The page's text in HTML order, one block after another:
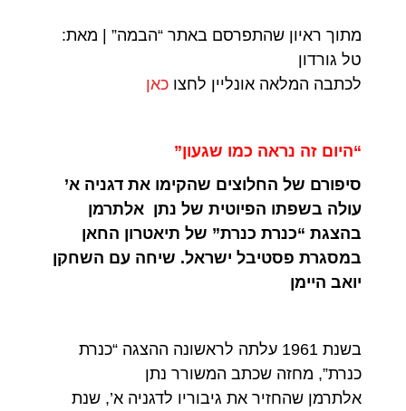
מתוך ראיון שהתפרסם באתר “הבמה” | מאת:
טל גורדון
לכתבה המלאה אונליין לחצו כאן
“היום זה נראה כמו שגעון”
סיפורם של החלוצים שהקימו את דגניה א’
עולה בשפתו הפיוטית של נתן אלתרמן
בהצגת “כנרת כנרת” של תיאטרון החאן
במסגרת פסטיבל ישראל. שיחה עם השחקן
יואב היימן
בשנת 1961 עלתה לראשונה ההצגה “כנרת
כנרת”, מחזה שכתב המשורר נתן
אלתרמן שהחזיר את גיבוריו לדגניה א’, שנת